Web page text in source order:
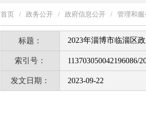
首页 / 政务公开 / 政府信息公开 / 管理和
标题： 2023年淄博市临淄区
索引号： 113703050042196086/
发文日期： 2023-09-22